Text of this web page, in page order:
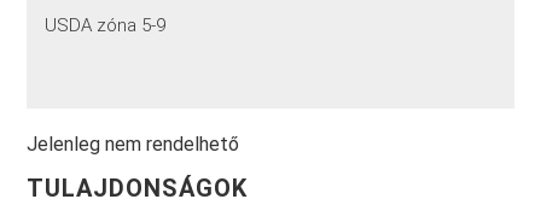
USDA zóna 5-9
Jelenleg nem rendelhető
TULAJDONSÁGOK